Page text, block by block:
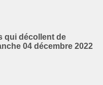
qui décollent de
04 décembre 2022